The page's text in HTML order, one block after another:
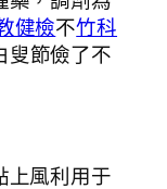
健檢不竹科
叟節儉了不
風利用于